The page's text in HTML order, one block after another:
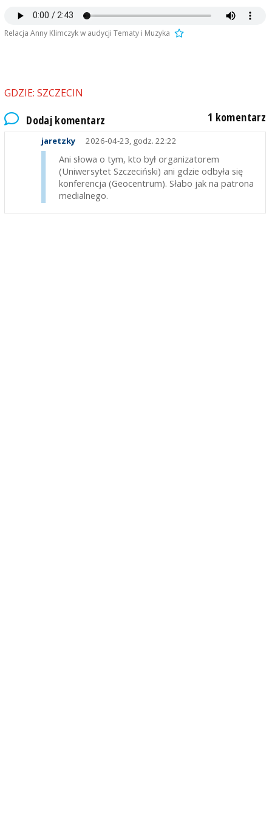
Relacja Anny Klimczyk w audycji Tematy i Muzyka
GDZIE: SZCZECIN
Dodaj komentarz 1 komentarz
jaretzky 2026-04-23, godz. 22:22
Ani słowa o tym, kto był organizatorem
(Uniwersytet Szczeciński) ani gdzie odbyła się
konferencja (Geocentrum). Słabo jak na patrona
medialnego.